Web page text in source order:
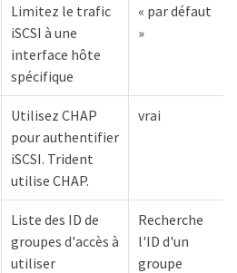
Limitez le trafic
iSCSI à une
interface hôte
spécifique
« par défaut
»
Utilisez CHAP
pour authentifier
iSCSI. Trident
utilise CHAP.
vrai
Liste des ID de
groupes d'accès à
utiliser
Recherche
l'ID d'un
groupe